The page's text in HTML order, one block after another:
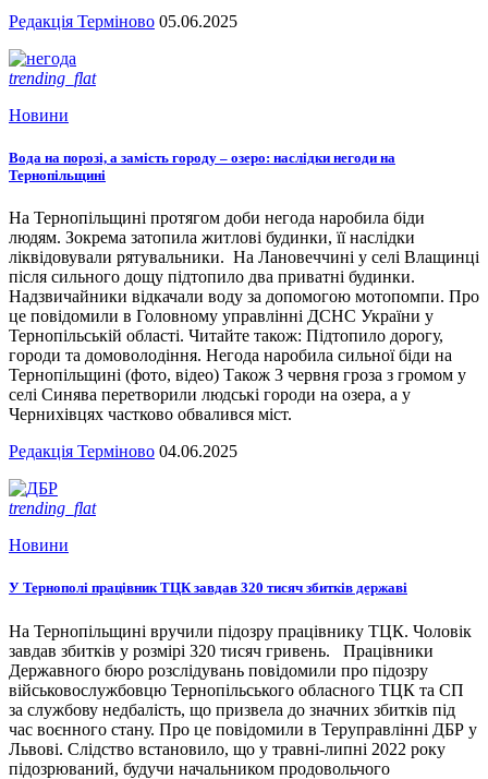
Редакція Терміново 05.06.2025
trending_flat
Новини
Вода на порозі, а замість городу – озеро: наслідки негоди на
Тернопільщині
На Тернопільщині протягом доби негода наробила біди
людям. Зокрема затопила житлові будинки, її наслідки
ліквідовували рятувальники. На Лановеччині у селі Влащинці
після сильного дощу підтопило два приватні будинки.
Надзвичайники відкачали воду за допомогою мотопомпи. Про
це повідомили в Головному управлінні ДСНС України у
Тернопільській області. Читайте також: Підтопило дорогу,
городи та домоволодіння. Негода наробила сильної біди на
Тернопільщині (фото, відео) Також 3 червня гроза з громом у
селі Синява перетворили людські городи на озера, а у
Чернихівцях частково обвалився міст.
Редакція Терміново 04.06.2025
trending_flat
Новини
У Тернополі працівник ТЦК завдав 320 тисяч збитків державі
На Тернопільщині вручили підозру працівнику ТЦК. Чоловік
завдав збитків у розмірі 320 тисяч гривень. Працівники
Державного бюро розслідувань повідомили про підозру
військовослужбовцю Тернопільського обласного ТЦК та СП
за службову недбалість, що призвела до значних збитків під
час воєнного стану. Про це повідомили в Теруправлінні ДБР у
Львові. Слідство встановило, що у травні-липні 2022 року
підозрюваний, будучи начальником продовольчого